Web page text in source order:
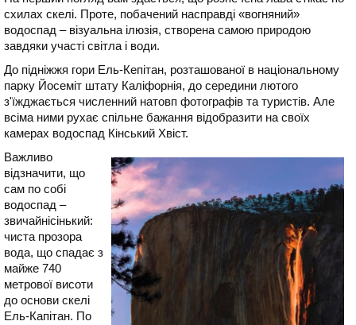
схилах скелі. Проте, побачений насправді «вогняний»
водоспад – візуальна ілюзія, створена самою природою
завдяки участі світла і води.
До підніжжя гори Ель-Кепітан, розташованої в національному
парку Йосеміт штату Каліфорнія, до середини лютого
з'їжджається численний натовп фотографів та туристів. Але
всіма ними рухає спільне бажання відобразити на своїх
камерах водоспад Кінський Хвіст.
Важливо
відзначити, що
сам по собі
водоспад –
звичайнісінький:
чиста прозора
вода, що спадає з
майже 740
метрової висоти
до основи скелі
Ель-Капітан. По